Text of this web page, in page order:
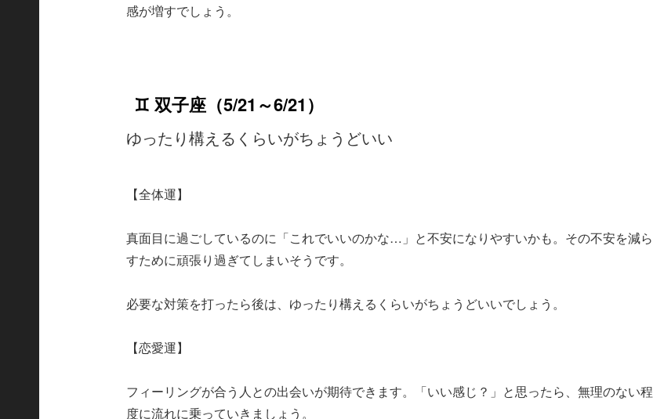
感が増すでしょう。
♊ 双子座（5/21～6/21）
ゆったり構えるくらいがちょうどいい
【全体運】
真面目に過ごしているのに「これでいいのかな…」と不安になりやすいかも。その不安を減ら
すために頑張り過ぎてしまいそうです。
必要な対策を打ったら後は、ゆったり構えるくらいがちょうどいいでしょう。
【恋愛運】
フィーリングが合う人との出会いが期待できます。「いい感じ？」と思ったら、無理のない程
度に流れに乗っていきましょう。